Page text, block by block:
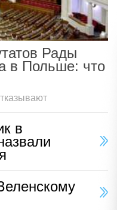
Рады
в Польше: что
в